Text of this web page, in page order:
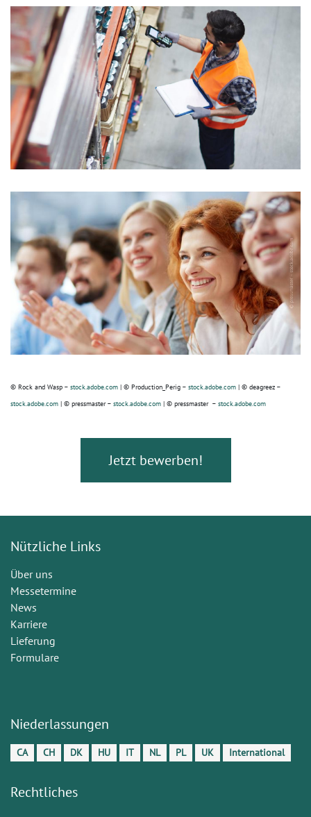
© Rock and Wasp – stock.adobe.com | © Production_Perig – stock.adobe.com | © deagreez –
stock.adobe.com | © pressmaster – stock.adobe.com | © pressmaster – stock.adobe.com
Jetzt bewerben!
Nützliche Links
Über uns
Messetermine
News
Karriere
Lieferung
Formulare
Niederlassungen
CA CH DK HU IT NL PL UK International
Rechtliches